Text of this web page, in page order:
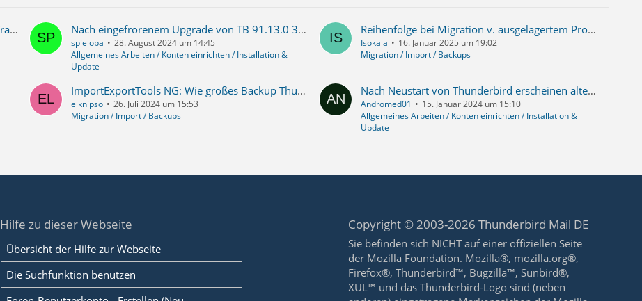
Thunderbird legt neue Ordner von allein an: Trash-1 und Sent-1 Nach eingefrorenem Upgrade von TB 91.13.0 32-bit auf TB 102.2.0 32-bit nun 3 Profile bezüglich Mails und Adressbücher zusammenführen
spielopa
28. August 2024 um 14:45
Allgemeines Arbeiten / Konten einrichten / Installation &
Update
Reihenfolge bei Migration v. ausgelagertem Profilordner von Win7 (32b) TB115 zu Win11 (64b) TB128
Isokala
16. Januar 2025 um 19:02
Migration / Import / Backups
ImportExportTools NG: Wie großes Backup Thunderbird per IMAP zurücksichern?
elknipso
26. Juli 2024 um 15:53
Migration / Import / Backups
Nach Neustart von Thunderbird erscheinen alte Mails als neu/ungelesen und "Eigenschaften" und ein Support-Tab "Themen ignorieren" öffnet bei jeden Neustart
Andromed01
15. Januar 2024 um 15:10
Allgemeines Arbeiten / Konten einrichten / Installation &
Update
Hilfe zu dieser Webseite
Übersicht der Hilfe zur Webseite
Die Suchfunktion benutzen
Copyright © 2003-2026 Thunderbird Mail DE
Sie befinden sich NICHT auf einer offiziellen Seite
der Mozilla Foundation. Mozilla®, mozilla.org®,
Firefox®, Thunderbird™, Bugzilla™, Sunbird®,
XUL™ und das Thunderbird-Logo sind (neben